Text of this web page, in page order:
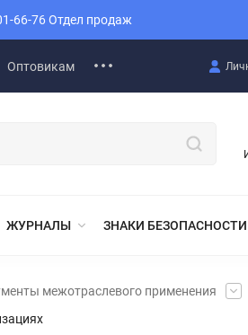
66-76 Отдел продаж
Оптовикам
ЖУРНАЛЫ ЗНАКИ БЕЗОПАСНОСТИ
межотраслевого применения